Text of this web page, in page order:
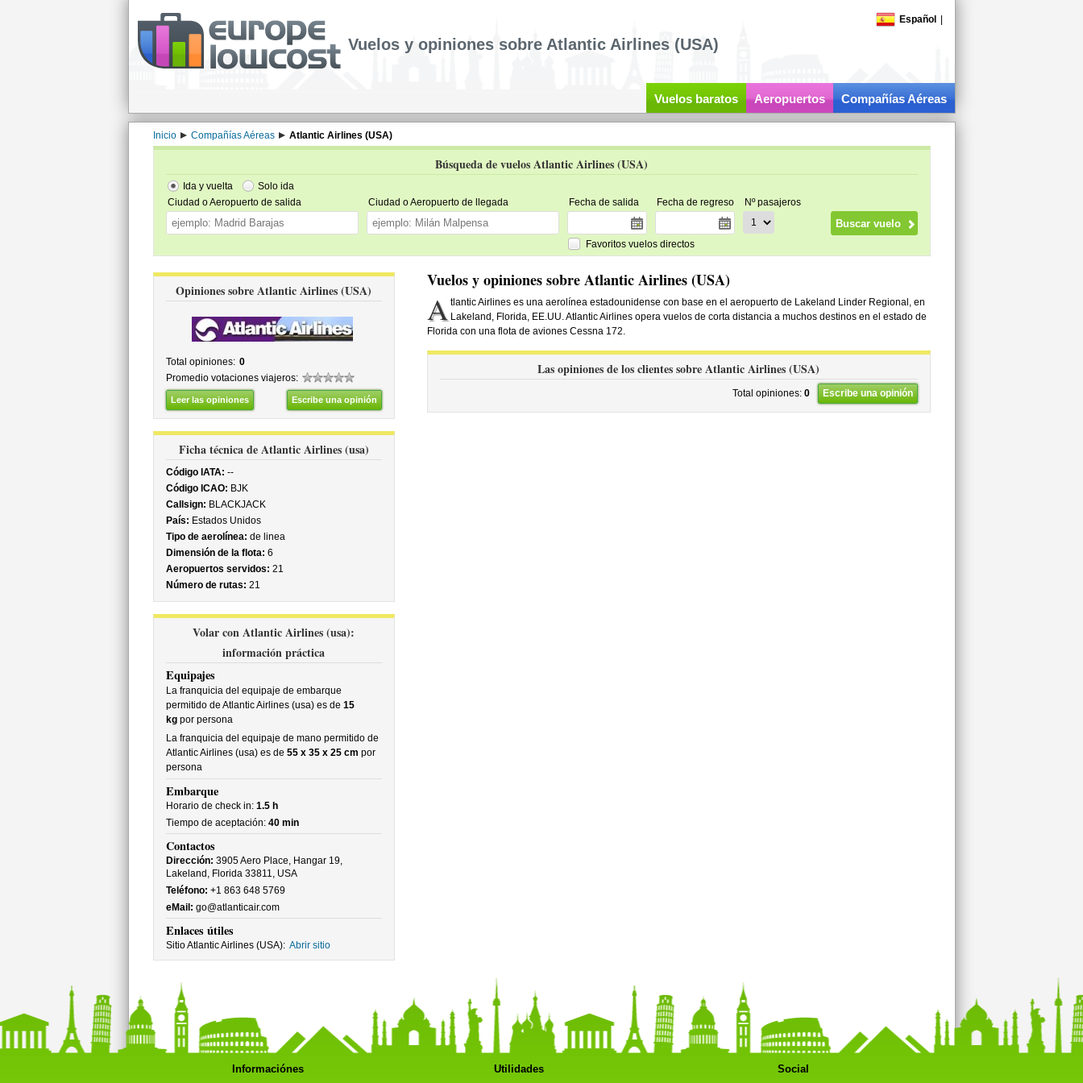
Español
Vuelos y opiniones sobre Atlantic Airlines (USA)
Vuelos baratos Aeropuertos Compañías Aéreas
Inicio Compañías Aéreas Atlantic Airlines (USA)
Búsqueda de vuelos Atlantic Airlines (USA)
Ida y vuelta
Solo ida
Ciudad o Aeropuerto de salida
Ciudad o Aeropuerto de llegada Fecha de salida Fecha de regreso Nº pasajeros
Favoritos vuelos directos
Opiniones sobre Atlantic Airlines (USA)
Total opiniones: 0
Promedio votaciones viajeros:
Leer las opiniones Escribe una opinión
Ficha técnica de Atlantic Airlines (usa)
Código IATA: --
Código ICAO: BJK
Callsign: BLACKJACK
País: Estados Unidos
Tipo de aerolínea: de linea
Dimensión de la flota: 6
Aeropuertos servidos: 21
Número de rutas: 21
Volar con Atlantic Airlines (usa):
información práctica
Equipajes
La franquicia del equipaje de embarque
permitido de Atlantic Airlines (usa) es de 15
kgpor persona
La franquicia del equipaje de mano permitido de
Atlantic Airlines (usa) es de 55 x 35 x 25 cm por
persona
Embarque
Horario de check in: 1.5 h
Tiempo de aceptación: 40 min
Contactos
Dirección: 3905 Aero Place, Hangar 19,
Lakeland, Florida 33811, USA
Teléfono: +1 863 648 5769
eMail: go@atlanticair.com
Enlaces útiles
Sitio Atlantic Airlines (USA): Abrir sitio
Vuelos y opiniones sobre Atlantic Airlines (USA)
A tlantic Airlines es una aerolínea estadounidense con base en el aeropuerto de Lakeland Linder Regional, en
Lakeland, Florida, EE.UU. Atlantic Airlines opera vuelos de corta distancia a muchos destinos en el estado de
Florida con una flota de aviones Cessna 172.
Las opiniones de los clientes sobre Atlantic Airlines (USA)
Total opiniones: 0 Escribe una opinión
Informaciónes Utilidades Social